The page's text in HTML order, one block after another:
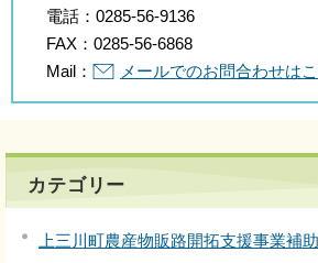
電話： 0285-56-9136
FAX： 0285-56-6868
Mail：
メールでのお問合わせは
カテゴリー
上三川町農産物販路開拓支援事業補